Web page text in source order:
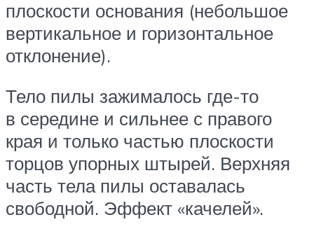
плоскости основания (небольшое
вертикальное и горизонтальное
отклонение).
Тело пилы зажималось где-то
в середине и сильнее с правого
края и только частью плоскости
торцов упорных штырей. Верхняя
часть тела пилы оставалась
свободной. Эффект «качелей».